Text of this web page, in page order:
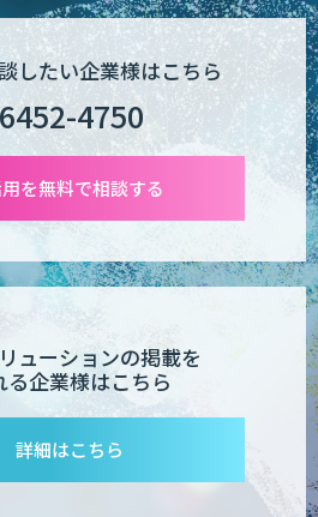
したい企業様はこちら
4750
を無料で相談する
ューションの掲載を
る企業様はこちら
詳細はこちら